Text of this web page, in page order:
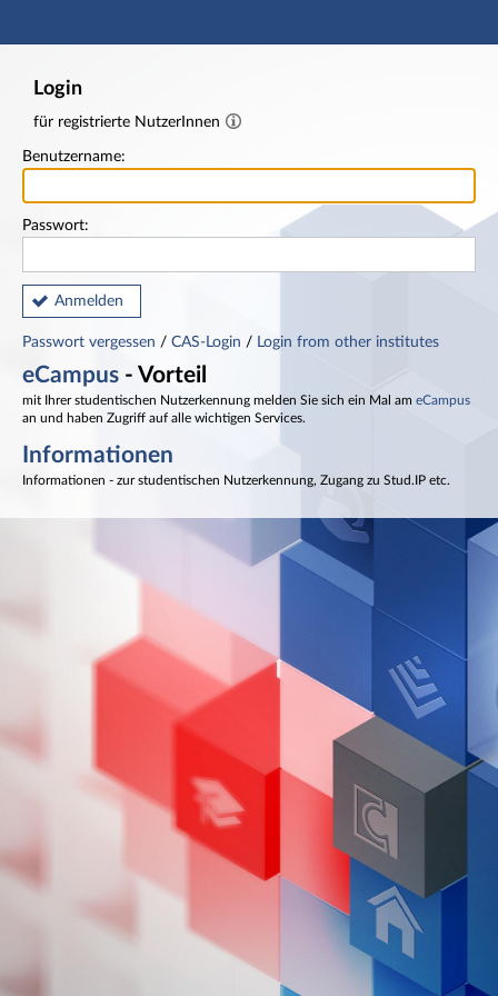
Hauptnavigation
Login
für registrierte NutzerInnen
Benutzername:
Passwort:
Anmelden
Passwort vergessen / CAS-Login / Login from other institutes
eCampus - Vorteil
mit Ihrer studentischen Nutzerkennung melden Sie sich ein Mal am eCampus
an und haben Zugriff auf alle wichtigen Services.
Informationen
Informationen - zur studentischen Nutzerkennung, Zugang zu Stud.IP etc.